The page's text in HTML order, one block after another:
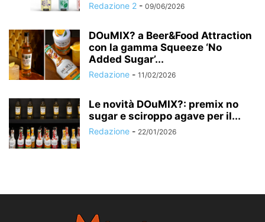
Redazione 2 - 09/06/2026
DOuMIX? a Beer&Food Attraction
con la gamma Squeeze ‘No
Added Sugar’...
Redazione - 11/02/2026
Le novità DOuMIX?: premix no
sugar e sciroppo agave per il...
Redazione - 22/01/2026